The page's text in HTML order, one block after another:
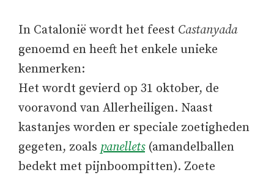
In Catalonië wordt het feest Castanyada
genoemd en heeft het enkele unieke
kenmerken:
Het wordt gevierd op 31 oktober, de
vooravond van Allerheiligen. Naast
kastanjes worden er speciale zoetigheden
gegeten, zoals panellets(amandelballen
bedekt met pijnboompitten). Zoete